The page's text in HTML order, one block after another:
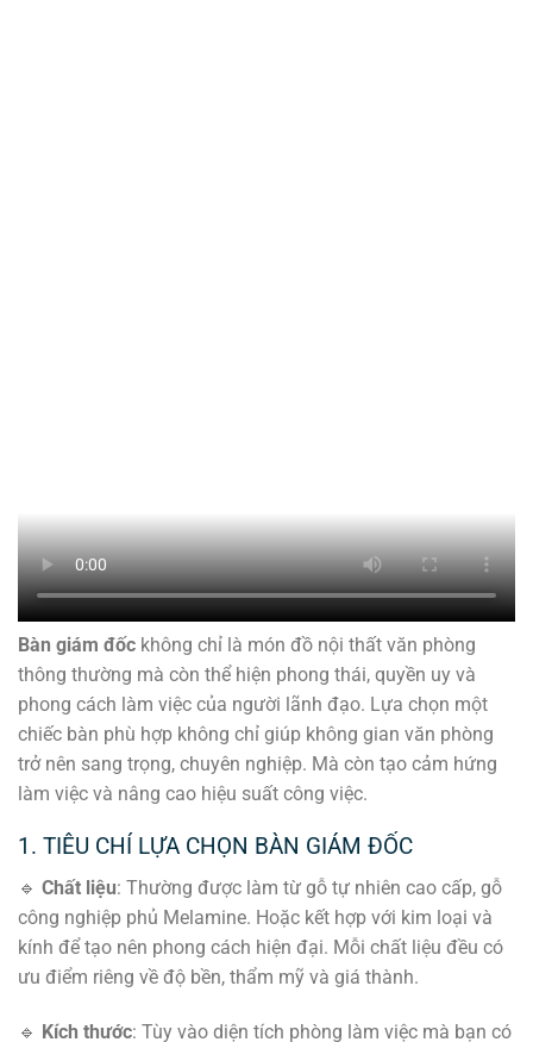
Bàn giám đốc không chỉ là món đồ nội thất văn phòng
thông thường mà còn thể hiện phong thái, quyền uy và
phong cách làm việc của người lãnh đạo. Lựa chọn một
chiếc bàn phù hợp không chỉ giúp không gian văn phòng
trở nên sang trọng, chuyên nghiệp. Mà còn tạo cảm hứng
làm việc và nâng cao hiệu suất công việc.
1. TIÊU CHÍ LỰA CHỌN BÀN GIÁM ĐỐC
🔹 Chất liệu: Thường được làm từ gỗ tự nhiên cao cấp, gỗ
công nghiệp phủ Melamine. Hoặc kết hợp với kim loại và
kính để tạo nên phong cách hiện đại. Mỗi chất liệu đều có
ưu điểm riêng về độ bền, thẩm mỹ và giá thành.
🔹 Kích thước: Tùy vào diện tích phòng làm việc mà bạn có